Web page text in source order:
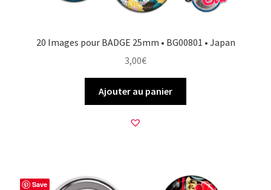
20 Images pour BADGE 25mm • BG00801 • Japan
3,00€
Ajouter au panier
Save